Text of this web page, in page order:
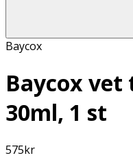
Baycox
Baycox vet
30ml, 1 st
575kr